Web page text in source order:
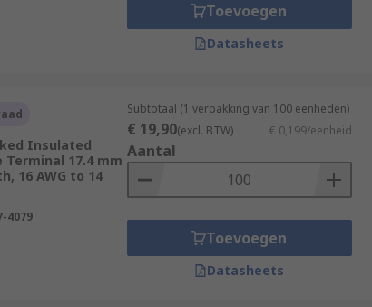
Toevoegen
Datasheets
Insulated
Terminal 17.4 mm
16 AWG to 14
4079
Subtotaal (1 verpakking van 100 eenheden)
€ 19,90(excl. BTW) € 0,199/eenheid
Aantal
Toevoegen
Datasheets